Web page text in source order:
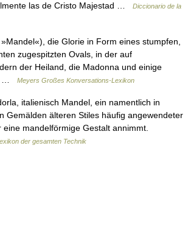
las de Cristo Majestad …
Diccionario de la
die Glorie in Form eines stumpfen,
zugespitzten Ovals, in der auf
der Heiland, die Madonna und einige
…
Meyers Großes Konversations-Lexikon
italienisch Mandel, ein namentlich in
Gemälden älteren Stiles häufig angewendeter
eine mandelförmige Gestalt annimmt.
der gesamten Technik